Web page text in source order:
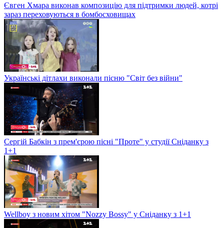
Євген Хмара виконав композицію для підтримки людей, котрі
зараз переховуються в бомбосховищах
Українські дітлахи виконали пісню "Світ без війни"
Сергій Бабкін з прем'єрою пісні "Проте" у студії Сніданку з
1+1
Wellboy з новим хітом "Nozzy Bossy" у Сніданку з 1+1